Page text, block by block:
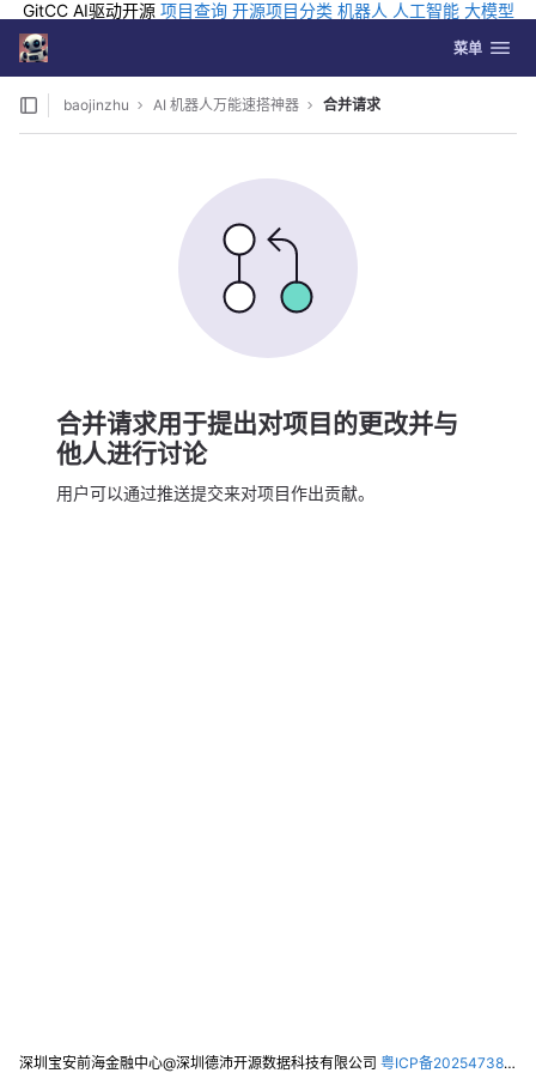
GitCC AI驱动开源 项目查询 开源项目分类 机器人 人工智能 大模型
排行
Skip to content
GitLab 切换导航
菜单
baojinzhu AI 机器人万能速搭神器 合并请求
合并请求用于提出对项目的更改并与
他人进行讨论
用户可以通过推送提交来对项目作出贡献。
深圳宝安前海金融中心@深圳德沛开源数据科技有限公司 粤ICP备2025473821号-2